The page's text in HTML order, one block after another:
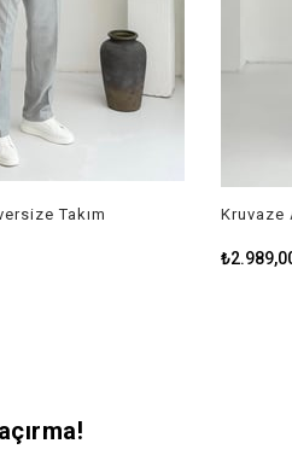
Takım Kruvaze
₺2.989,00